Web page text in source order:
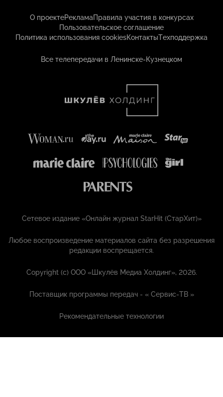
О проектеРекламаПравила участия в конкурсах
Пользовательское соглашение
Политика использования cookiesКонтактыТехподдержка
Все телепередачи в Ленинске-Кузнецком
Сетевое издание «Онлайн журнал StarHit (СтарХит)»
Любое воспроизведение материалов сайта без разрешения
редакции воспрещается.
Copyright (с) ООО «Шкулёв Медиа Холдинг», 2026.
Поставщик программы передач - «Сервис-ТВ »
Рекомендательные технологии